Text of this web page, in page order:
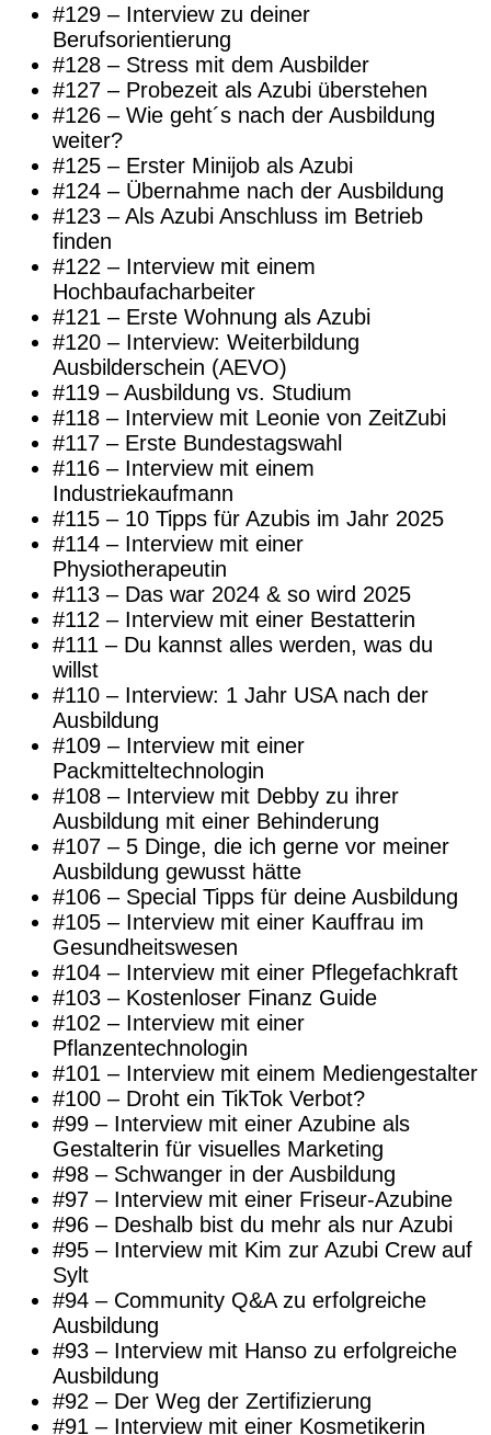
#129 – Interview zu deiner
Berufsorientierung
#128 – Stress mit dem Ausbilder
#127 – Probezeit als Azubi überstehen
#126 – Wie geht´s nach der Ausbildung
weiter?
#125 – Erster Minijob als Azubi
#124 – Übernahme nach der Ausbildung
#123 – Als Azubi Anschluss im Betrieb
finden
#122 – Interview mit einem
Hochbaufacharbeiter
#121 – Erste Wohnung als Azubi
#120 – Interview: Weiterbildung
Ausbilderschein (AEVO)
#119 – Ausbildung vs. Studium
#118 – Interview mit Leonie von ZeitZubi
#117 – Erste Bundestagswahl
#116 – Interview mit einem
Industriekaufmann
#115 – 10 Tipps für Azubis im Jahr 2025
#114 – Interview mit einer
Physiotherapeutin
#113 – Das war 2024 & so wird 2025
#112 – Interview mit einer Bestatterin
#111 – Du kannst alles werden, was du
willst
#110 – Interview: 1 Jahr USA nach der
Ausbildung
#109 – Interview mit einer
Packmitteltechnologin
#108 – Interview mit Debby zu ihrer
Ausbildung mit einer Behinderung
#107 – 5 Dinge, die ich gerne vor meiner
Ausbildung gewusst hätte
#106 – Special Tipps für deine Ausbildung
#105 – Interview mit einer Kauffrau im
Gesundheitswesen
#104 – Interview mit einer Pflegefachkraft
#103 – Kostenloser Finanz Guide
#102 – Interview mit einer
Pflanzentechnologin
#101 – Interview mit einem Mediengestalter
#100 – Droht ein TikTok Verbot?
#99 – Interview mit einer Azubine als
Gestalterin für visuelles Marketing
#98 – Schwanger in der Ausbildung
#97 – Interview mit einer Friseur-Azubine
#96 – Deshalb bist du mehr als nur Azubi
#95 – Interview mit Kim zur Azubi Crew auf
Sylt
#94 – Community Q&A zu erfolgreiche
Ausbildung
#93 – Interview mit Hanso zu erfolgreiche
Ausbildung
#92 – Der Weg der Zertifizierung
#91 – Interview mit einer Kosmetikerin